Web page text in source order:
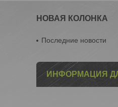
НОВАЯ КОЛОНКА
Последние новости
ИНФОРМАЦИЯ